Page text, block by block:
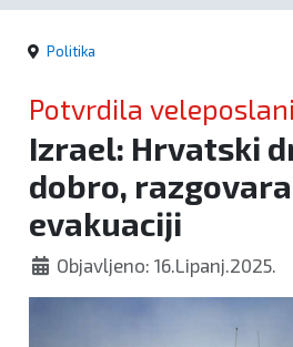
Politika
Potvrdila
Izrael: Hrvatski
dobro, razgovara
evakuaciji
Objavljeno: 16.Lipanj.2025.